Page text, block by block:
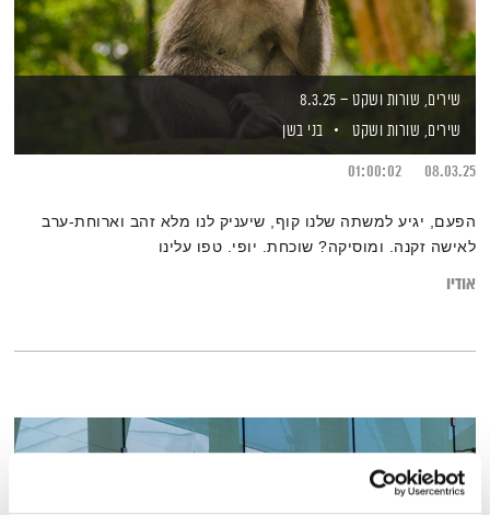
שירים, שורות ושקט – 8.3.25
שירים, שורות ושקט
בני בשן
08.03.25
01:00:02
הפעם, יגיע למשתה שלנו קוף, שיעניק לנו מלא זהב וארוחת-ערב
לאישה זקנה. ומוסיקה? שוכחת. יופי. טפו עלינו
אודיו